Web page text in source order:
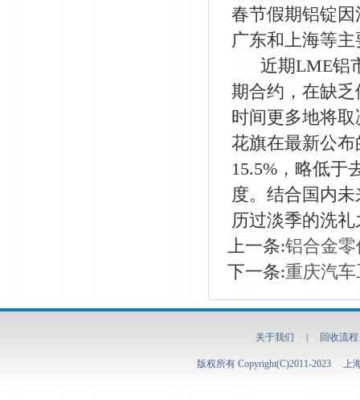
春节假期铝锭
广东和上海等
近期LME铝市
期合约，在缺
时间更多地将
花旗在最新公
15.5%，略低于
度。结合国内
历过淡季的洗
上一条:铝合金
下一条:重庆汽
关于我们 回收流程
版权所有 Copyright(C)2011-2023 上